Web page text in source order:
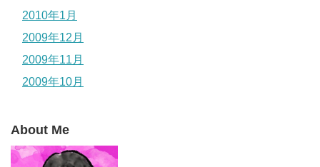
2010年1月
2009年12月
2009年11月
2009年10月
About Me